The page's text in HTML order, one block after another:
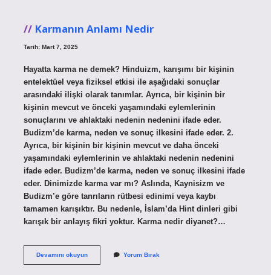
Karmanın Anlamı Nedir
Tarih: Mart 7, 2025
Hayatta karma ne demek? Hinduizm, karışımı bir kişinin
entelektüel veya fiziksel etkisi ile aşağıdaki sonuçlar
arasındaki ilişki olarak tanımlar. Ayrıca, bir kişinin bir
kişinin mevcut ve önceki yaşamındaki eylemlerinin
sonuçlarını ve ahlaktaki nedenin nedenini ifade eder.
Budizm’de karma, neden ve sonuç ilkesini ifade eder. 2.
Ayrıca, bir kişinin bir kişinin mevcut ve daha önceki
yaşamındaki eylemlerinin ve ahlaktaki nedenin nedenini
ifade eder. Budizm’de karma, neden ve sonuç ilkesini ifade
eder. Dinimizde karma var mı? Aslında, Kaynisizm ve
Budizm’e göre tanrıların rütbesi edinimi veya kaybı
tamamen karışıktır. Bu nedenle, İslam’da Hint dinleri gibi
karışık bir anlayış fikri yoktur. Karma nedir diyanet?…
Devamını okuyunKarmanın
Yorum Bırak